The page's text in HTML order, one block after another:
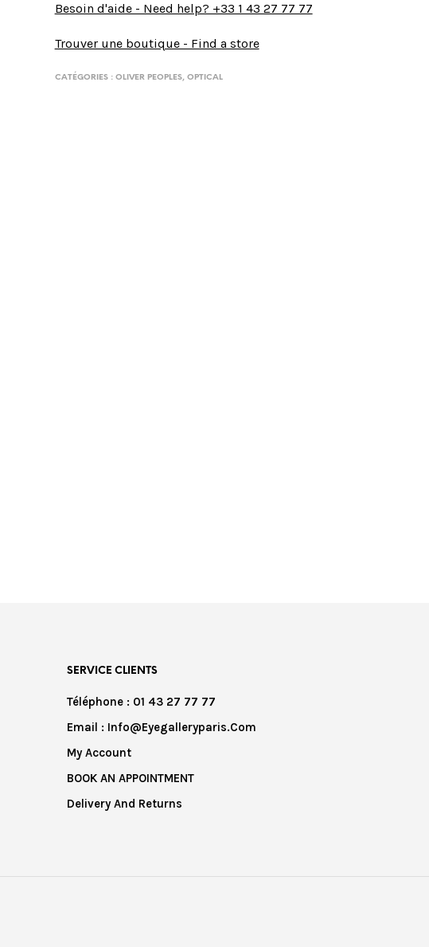
Besoin d'aide - Need help? +33 1 43 27 77 77
Trouver une boutique - Find a store
CATÉGORIES : OLIVER PEOPLES, OPTICAL
SERVICE CLIENTS
Téléphone : 01 43 27 77 77
Email : Info@eyegalleryparis.com
My Account
BOOK AN APPOINTMENT
Delivery And Returns